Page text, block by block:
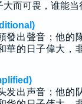
而可畏，谁能当
發出聲音；他的
華的日子偉大，
发出声音；他的